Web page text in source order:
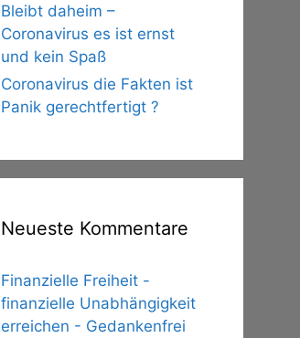
Bleibt daheim –
Coronavirus es ist ernst
und kein Spaß
Coronavirus die Fakten ist
Panik gerechtfertigt ?
Neueste Kommentare
Finanzielle Freiheit -
finanzielle Unabhängigkeit
erreichen - Gedankenfrei